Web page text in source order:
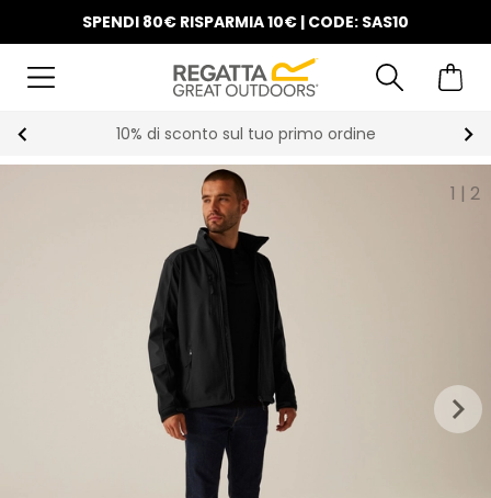
SPENDI 80€ RISPARMIA 10€ | CODE: SAS10
10% di sconto sul tuo primo ordine
1 | 2
keyboard_arrow_right